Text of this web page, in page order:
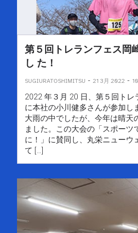
第５回トレランフェス岡
し た！
SUGIURATOSHIMITSU - 21 3月 2022 -
2022 年３⽉ 20 ⽇、第５回トレ
に本社の⼩川健多さんが参加し
⼤⾬の中でしたが、今年は晴天
ました。この⼤会の「スポーツ
に！」に賛同し、丸栄ニューウ
て […]